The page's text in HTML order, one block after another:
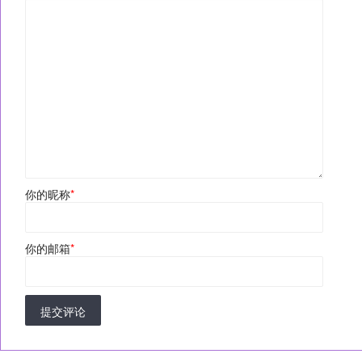
你的昵称*
你的邮箱*
提交评论